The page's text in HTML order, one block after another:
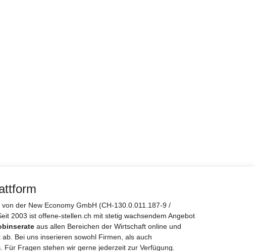
der New Economy GmbH (CH-130.0.011.187-9 /
2003 ist offene-stellen.ch mit stetig wachsendem Angebot
aus allen Bereichen der Wirtschaft online und
Bei uns inserieren sowohl Firmen, als auch
Für Fragen stehen wir gerne jederzeit zur Verfügung.